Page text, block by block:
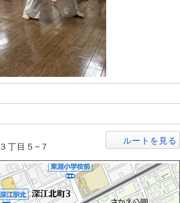
丁目５−７
ルートを見る